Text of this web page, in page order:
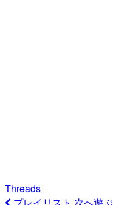
Threads
プレイリスト 次へ遊ぶ